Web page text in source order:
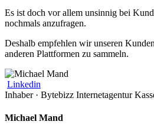
Es ist doch vor allem unsinnig bei
nochmals anzufragen.
Deshalb empfehlen wir unseren
anderen Plattformen zu sammeln.
Linkedin
Inhaber · Bytebizz Internetagentur
Michael Mand